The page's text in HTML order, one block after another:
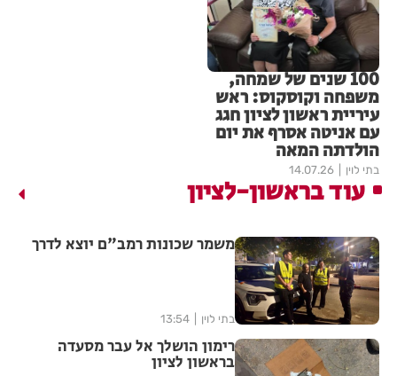
100 שנים של שמחה,
משפחה וקוסקוס: ראש
עיריית ראשון לציון חגג
עם אניטה אסרף את יום
הולדתה המאה
בתי לוין 14.07.26
עוד בראשון-לציון
משמר שכונות רמב"ם יוצא לדרך
בתי לוין 13:54
רימון הושלך אל עבר מסעדה
בראשון לציון